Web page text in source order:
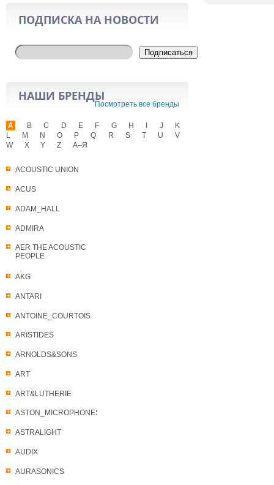
ПОДПИСКА НА НОВОСТИ
Подписаться
НАШИ БРЕНДЫ
Посмотреть все бренды
A
ACOUSTIC UNION
ACUS
ADAM_HALL
ADMIRA
AER THE ACOUSTIC
PEOPLE
AKG
ANTARI
ANTOINE_COURTOIS
ARISTIDES
ARNOLDS&SONS
ART
ART&LUTHERIE
ASTON_MICROPHONES
ASTRALIGHT
AUDIX
AURASONICS
B C D E F G H J
K
L
M N O P Q R S T U
V
W
X Y Z А–Я